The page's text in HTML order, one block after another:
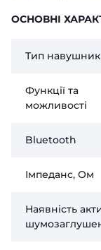
ОСНОВНІ
Тип
Функції та
можливості
Bluetooth
Імпеданс, Ом
Наявність